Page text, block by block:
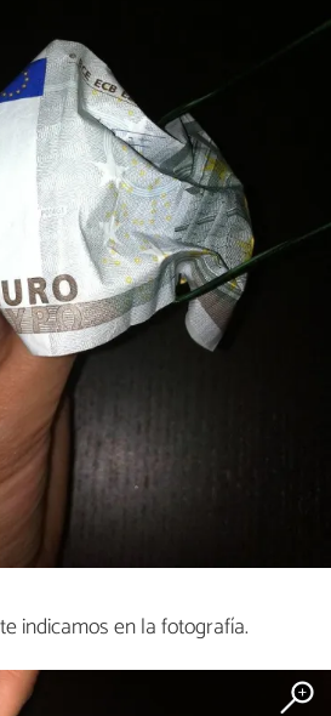
indicamos en la fotografía.